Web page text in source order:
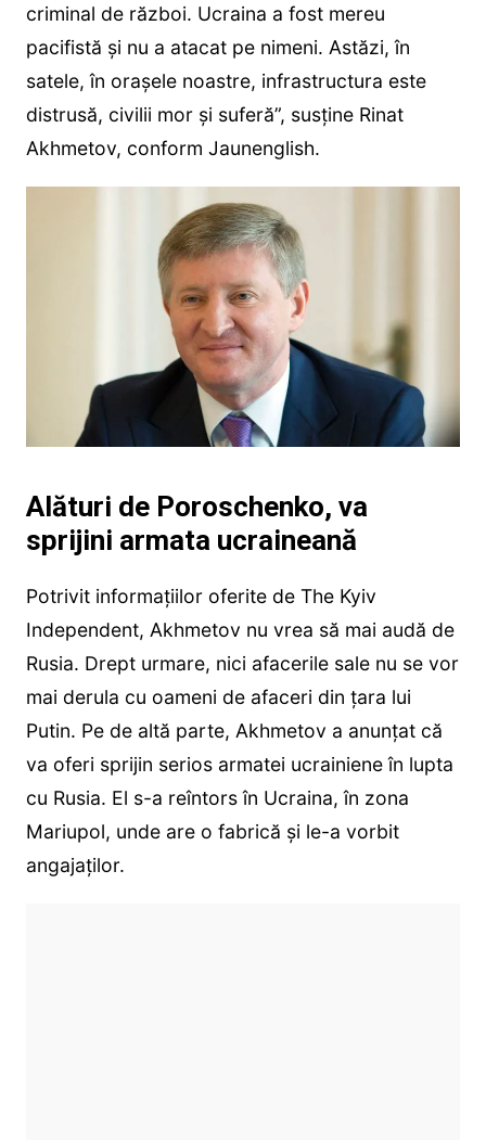
criminal de război. Ucraina a fost mereu
pacifistă și nu a atacat pe nimeni. Astăzi, în
satele, în orașele noastre, infrastructura este
distrusă, civilii mor și suferă”, susține Rinat
Akhmetov, conform Jaunenglish.
Alături de Poroschenko, va
sprijini armata ucraineană
Potrivit informațiilor oferite de The Kyiv
Independent, Akhmetov nu vrea să mai audă de
Rusia. Drept urmare, nici afacerile sale nu se vor
mai derula cu oameni de afaceri din țara lui
Putin. Pe de altă parte, Akhmetov a anunțat că
va oferi sprijin serios armatei ucrainiene în lupta
cu Rusia. El s-a reîntors în Ucraina, în zona
Mariupol, unde are o fabrică și le-a vorbit
angajaților.